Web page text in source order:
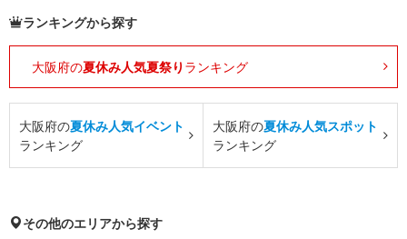
ランキングから探す
大阪府の夏休み人気夏祭り ランキング
大阪府の夏休み人気イベント
ランキング
大阪府の夏休み人気スポット
ランキング
その他のエリアから探す